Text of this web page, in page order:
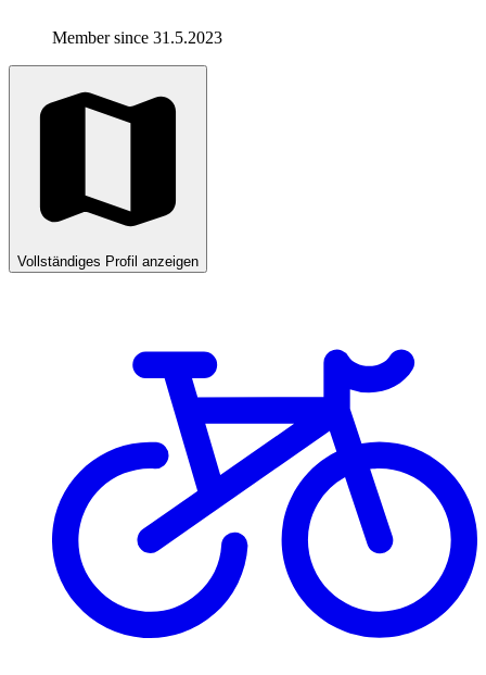
Member since 31.5.2023
Vollständiges Profil anzeigen